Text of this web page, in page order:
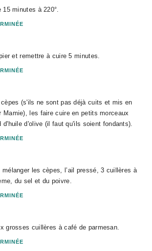
15 minutes à 220°.
et remettre à cuire 5 minutes.
cèpes (s'ils ne sont pas déjà cuits et mis en
Mamie), les faire cuire en petits morceaux
d'huile d'olive (il faut qu'ils soient fondants).
mélanger les cèpes, l’ail pressé, 3 cuillères à
du sel et du poivre.
grosses cuillères à café de parmesan.